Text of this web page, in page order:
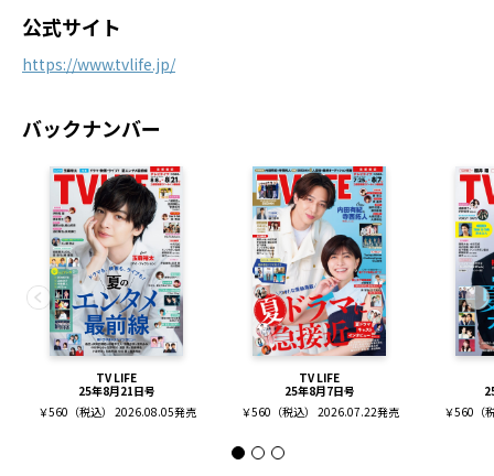
公式サイト
https://www.tvlife.jp/
バックナンバー
TV LIFE
25年8月21日号
￥560（税込） 2026.08.05発売
TV LIFE
25年8月7日号
￥560（税込） 2026.07.22発売
￥560（